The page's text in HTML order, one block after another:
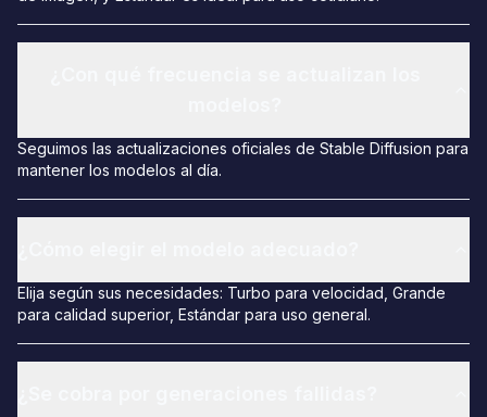
Seguimos las actualizaciones oficiales de Stable Diffusion para
mantener los modelos al día.
Elija según sus necesidades: Turbo para velocidad, Grande
para calidad superior, Estándar para uso general.